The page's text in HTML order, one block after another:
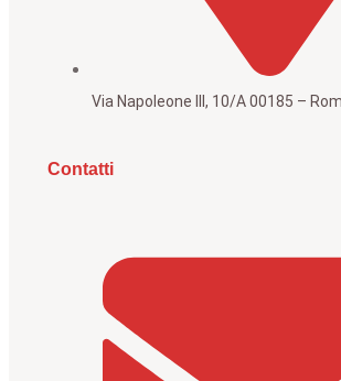
Via Napoleone III, 10/A 00185 –
Contatti